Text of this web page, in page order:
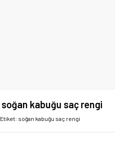
soğan kabuğu saç rengi
Etiket: soğan kabuğu saç rengi